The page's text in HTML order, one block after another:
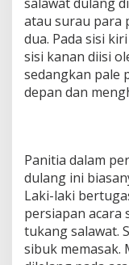
atau surau para
dua. Pada sisi
sisi kanan diisi
sedangkan pale
depan dan
Panitia dalam
dulang ini
Laki-laki
persiapan acara
tukang salawat.
sibuk memasak.